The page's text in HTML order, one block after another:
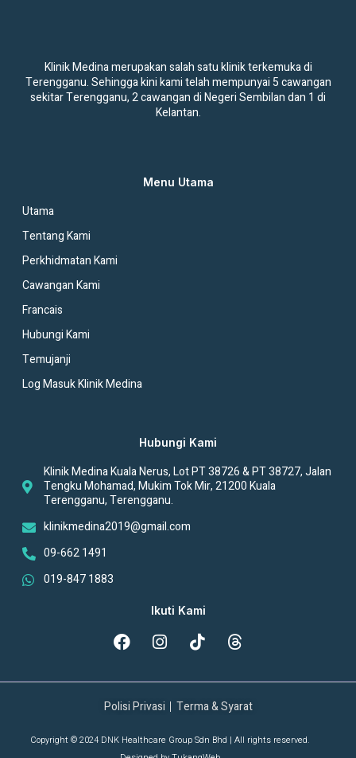
Klinik Medina merupakan salah satu klinik terkemuka di
Terengganu. Sehingga kini kami telah mempunyai 5 cawangan
sekitar Terengganu, 2 cawangan di Negeri Sembilan dan 1 di
Kelantan.
Menu Utama
Utama
Tentang Kami
Perkhidmatan Kami
Cawangan Kami
Francais
Hubungi Kami
Temujanji
Log Masuk Klinik Medina
Hubungi Kami
Klinik Medina Kuala Nerus, Lot PT 38726 & PT 38727, Jalan
Tengku Mohamad, Mukim Tok Mir, 21200 Kuala
Terengganu, Terengganu.
klinikmedina2019@gmail.com
09-662 1491
019-847 1883
Ikuti Kami
Polisi Privasi Terma & Syarat
Copyright © 2024 DNK Healthcare Group Sdn Bhd | All rights reserved.